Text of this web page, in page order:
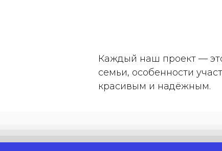
Каждый наш проект —
семьи, особенности
красивым и надёжным.